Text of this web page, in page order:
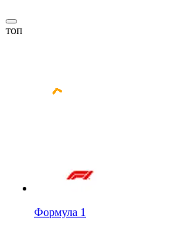
топ
Формула 1